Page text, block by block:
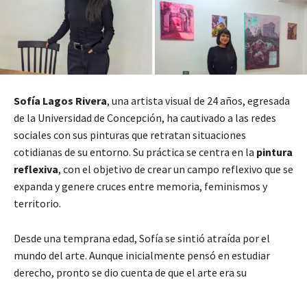
Sofía Lagos Rivera, una artista visual de 24 años, egresada
de la Universidad de Concepción, ha cautivado a las redes
sociales con sus pinturas que retratan situaciones
cotidianas de su entorno. Su práctica se centra en la pintura
reflexiva, con el objetivo de crear un campo reflexivo que se
expanda y genere cruces entre memoria, feminismos y
territorio.
Desde una temprana edad, Sofía se sintió atraída por el
mundo del arte. Aunque inicialmente pensó en estudiar
derecho, pronto se dio cuenta de que el arte era su